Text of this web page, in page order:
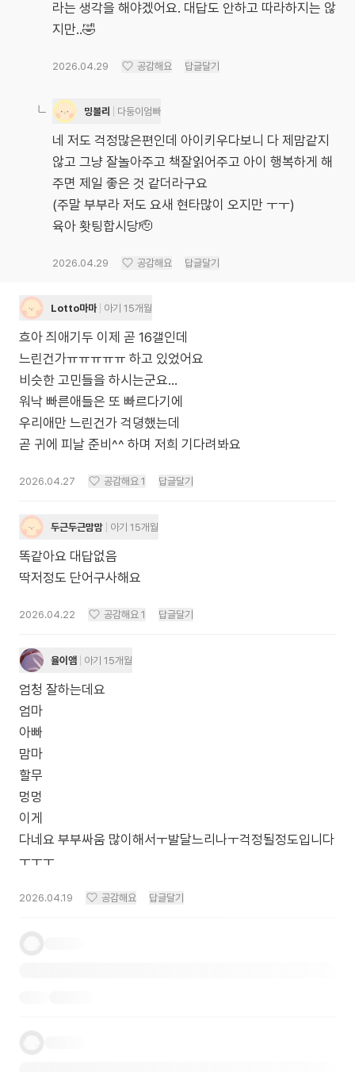
라는 생각을 해야겠어요. 대답도 안하고 따라하지는 않
지만..🤣
2026.04.29 공감해요 답글달기
밍볼리 다둥이엄빠
네 저도 걱정많은편인데 아이키우다보니 다 제맘같지
않고 그냥 잘놀아주고 책잘읽어주고 아이 행복하게 해
주면 제일 좋은 것 같더라구요
(주말 부부라 저도 요새 현타많이 오지만 ㅜㅜ)
육아 홧팅합시당🫡
2026.04.29 공감해요 답글달기
Lotto마마 아기 15개월
흐아 즤애기두 이제 곧 16갤인데
느린건가ㅠㅠㅠㅠㅠ 하고 있었어요
비슷한 고민들을 하시는군요...
워낙 빠른애들은 또 빠르다기에
우리애만 느린건가 걱뎡했는데
곧 귀에 피날 준비^^ 하며 저희 기다려봐요
2026.04.27 공감해요 1 답글달기
두근두근맘맘 아기 15개월
똑같아요 대답없음
딱저정도 단어구사해요
2026.04.22 공감해요 1 답글달기
율이앰 아기 15개월
엄청 잘하는데요
엄마
아빠
맘마
할무
멍멍
이게
다네요 부부싸움 많이해서ㅜ발달느리나ㅜ걱정될정도입니다
ㅜㅜㅜ
2026.04.19 공감해요 답글달기